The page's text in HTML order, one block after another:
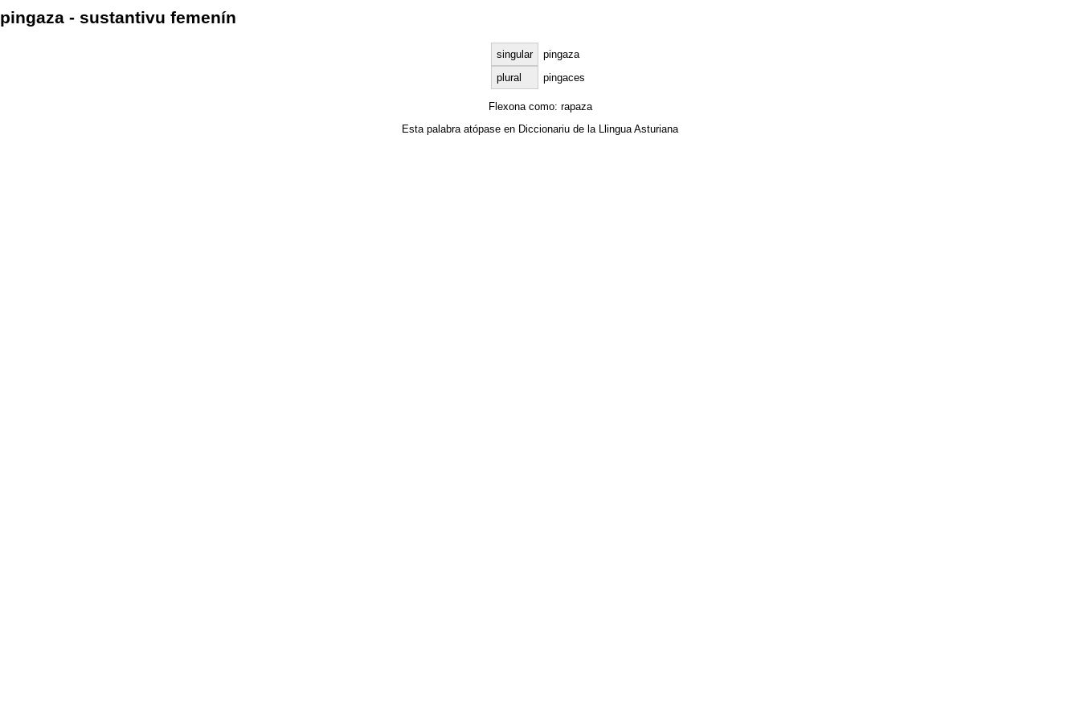
pingaza - sustantivu femenín
singular
pingaza
plural
pingaces
Flexona como: rapaza
Esta palabra atópase en Diccionariu de la Llingua Asturiana